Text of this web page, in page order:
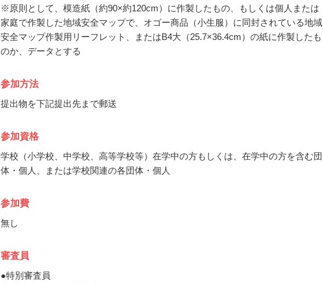
※原則として、模造紙（約90×約120cm）に作製したもの、もしくは個人または
家庭で作製した地域安全マップで、オゴー商品（小生服）に同封されている地域
安全マップ作製用リーフレット、またはB4大（25.7×36.4cm）の紙に作製したも
のか、データとする
参加方法
提出物を下記提出先まで郵送
参加資格
学校（小学校、中学校、高等学校等）在学中の方もしくは、在学中の方を含む団
体・個人、または学校関連の各団体・個人
参加費
無し
審査員
●特別審査員